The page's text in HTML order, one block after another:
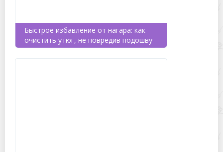
Быстрое избавление от нагара: как
очистить утюг, не повредив подошву